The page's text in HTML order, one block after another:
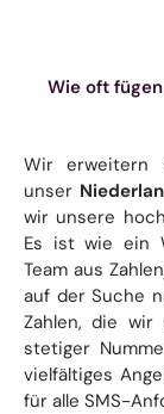
Wie oft
Wir erweitern
unser
wir unsere
Es ist wie ein
Team aus
auf der Suche
Zahlen, die wir
stetiger
vielfältiges
für alle SMS-